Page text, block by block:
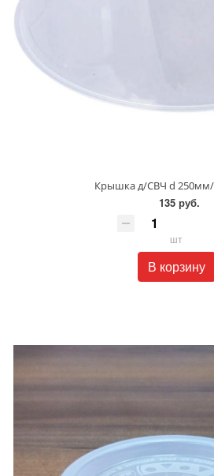
Крышка д/СВЧ d
135 руб.
шт
В корзину